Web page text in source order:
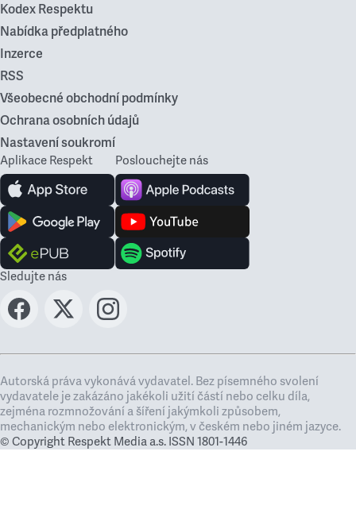
Kodex Respektu
Nabídka předplatného
Inzerce
RSS
Všeobecné obchodní podmínky
Ochrana osobních údajů
Nastavení soukromí
Aplikace Respekt Poslouchejte nás
Sledujte nás
Autorská práva vykonává vydavatel. Bez písemného svolení
vydavatele je zakázáno jakékoli užití částí nebo celku díla,
zejména rozmnožování a šíření jakýmkoli způsobem,
mechanickým nebo elektronickým, v českém nebo jiném jazyce.
© Copyright Respekt Media a.s. ISSN 1801-1446